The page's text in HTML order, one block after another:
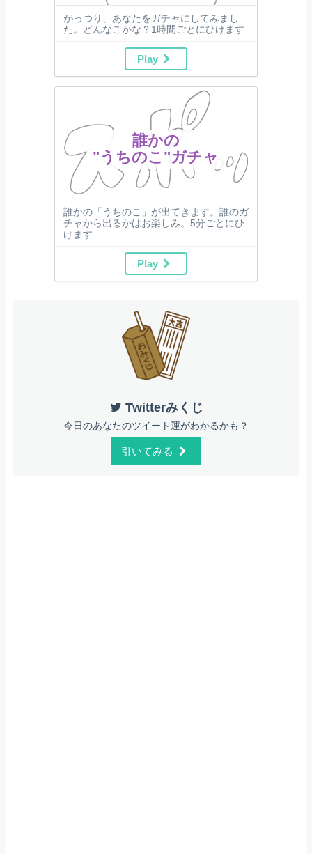
がっつり、あなたをガチャにしてみまし
た。どんなこかな？1時間ごとにひけます
Play
誰かの
"うちのこ"ガチャ
誰かの「うちのこ」が出てきます。誰のガ
チャから出るかはお楽しみ。5分ごとにひ
けます
Play
Twitterみくじ
今日のあなたのツイート運がわかるかも？
引いてみる